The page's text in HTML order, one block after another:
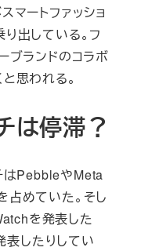
マートファッショ
出している。フ
ブランドのコラボ
思われる。
は停滞？
はPebbleやMeta
占めていた。そし
を発表した
したりしてい